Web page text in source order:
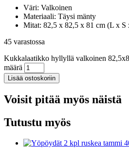
Väri: Valkoinen
Materiaali: Täysi mänty
Mitat: 82,5 x 82,5 x 81 cm (L x S
45 varastossa
Kukkalaatikko hyllyllä valkoinen
määrä
Lisää ostoskoriin
Voisit pitää myös näistä
Tutustu myös